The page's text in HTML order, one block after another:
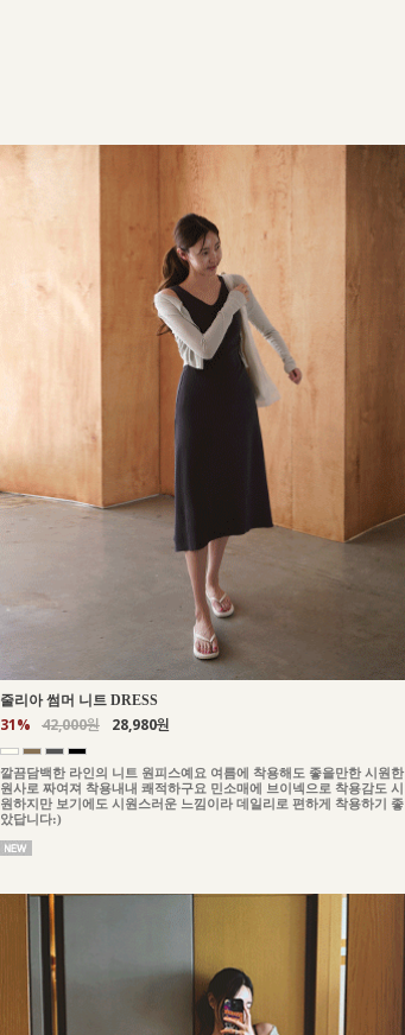
줄리아 썸머 니트 DRESS
31% 42,000원 28,980원
깔끔담백한 라인의 니트 원피스예요 여름에 착용해도 좋을만한 시원한
원사로 짜여져 착용내내 쾌적하구요 민소매에 브이넥으로 착용감도 시
원하지만 보기에도 시원스러운 느낌이라 데일리로 편하게 착용하기 좋
았답니다:)